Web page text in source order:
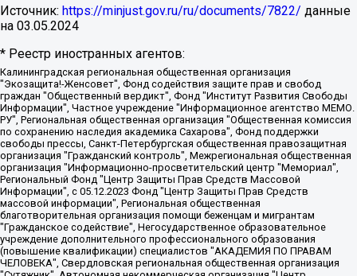
Источник: https://minjust.gov.ru/ru/documents/7822/ данные
на 03.05.2024
* Реестр иностранных агентов:
Калининградская региональная общественная организация "Экозащита!-Женсовет", Фонд содействия защите прав и свобод граждан "Общественный вердикт", Фонд "Институт Развития Свободы Информации", Частное учреждение "Информационное агентство МЕМО. РУ", Региональная общественная организация "Общественная комиссия по сохранению наследия академика Сахарова", Фонд поддержки свободы прессы, Санкт-Петербургская общественная правозащитная организация "Гражданский контроль", Межрегиональная общественная организация "Информационно-просветительский центр "Мемориал", Региональный Фонд "Центр Защиты Прав Средств Массовой Информации", с 05.12.2023 Фонд "Центр Защиты Прав Средств массовой информации", Региональная общественная благотворительная организация помощи беженцам и мигрантам "Гражданское содействие", Негосударственное образовательное учреждение дополнительного профессионального образования (повышение квалификации) специалистов "АКАДЕМИЯ ПО ПРАВАМ ЧЕЛОВЕКА", Свердловская региональная общественная организация "Сутяжник", Автономная некоммерческая организация "Центр независимых социологических исследований", Союз общественных объединений "Российский исследовательский центр по правам человека", Региональное общественное учреждение научно-информационный центр "МЕМОРИАЛ", Некоммерческая организация "Фонд защиты гласности", Автономная некоммерческая организация "Институт прав человека", Городская общественная организация "Екатеринбургское общество "МЕМОРИАЛ", Городская общественная организация "Рязанское историко-просветительское и правозащитное общество "Мемориал" (Рязанский Мемориал), Челябинский региональный орган общественной самодеятельности – женское общественное объединение "Женщины Евразии", Челябинский региональный орган общественной самодеятельности "Уральская правозащитная группа", Фонд содействия защите здоровья и социальной справедливости имени Андрея Рылькова, Автономная Некоммерческая Организация "Аналитический Центр Юрия Левады", Автономная некоммерческая организация социальной поддержки населения "Проект Апрель", Региональная общественная организация помощи женщинам и детям, находящимся в кризисной ситуации "Информационно-методический центр "Анна", Фонд содействия развитию массовых коммуникаций и правовому просвещению "Так-так-Так", Фонд содействия устойчивому развитию "Серебряная тайга", Свердловский региональный общественный фонд социальных проектов "Новое время", "Idel.Реалии", Кавказ.Реалии, Крым.Реалии, Телеканал Настоящее Время, Татаро-башкирская служба Радио Свобода (Azatliq Radiosi), Радио Свободная Европа/Радио Свобода (PCE/PC), "Сибирь.Реалии", "Фактограф", Благотворительный фонд помощи осужденным и их семьям, Автономная некоммерческая организация "Институт глобализации и социальных движений", Фонд "В защиту прав заключенных", Частное учреждение "Центр поддержки и содействия развитию средств массовой информации", Пензенский региональный общественный благотворительный фонд "Гражданский союз", "Север.Реалии", Некоммерческая организация Фонд "Правовая инициатива", Общество с ограниченной ответственностью "Радио Свободная Европа/Радио Свобода", Чешское информационное агентство "MEDIUM-ORIENT", Красноярская региональная общественная организация "Мы против СПИДа", Камалягин Денис Николаевич, Маркелов Сергей Евгеньевич, Пономарев Лев Александрович, Савицкая Людмила Алексеевна, Автономная некоммерческая организация "Центр по работе с проблемой насилия "НАСИЛИЮ.НЕТ", Межрегиональный профессиональный союз работников здравоохранения "Альянс врачей", Юридическое лицо, зарегистрированное в Латвийской Республике, SIA "Medusa Project" (регистрационный номер 40103797863, дата регистрации 10.06.2014), Некоммерческая организация "Фонд по борьбе с коррупцией", Автономная некоммерческая организация "Институт права и публичной политики", Баданин Роман Сергеевич, Гликин Максим Александрович, Железнова Мария Михайловна, Лукьянова Юлия Сергеевна, Маетная Елизавета Витальевна, Маняхин Петр Борисович, Чуракова Ольга Владимировна, Ярош Юлия Петровна, Юридическое лицо "The Insider SIA", зарегистрированное в Риге, Латвийская Республика (дата регистрации 26.06.2015), являющееся администратором доменного имени интернет-издания "The Insider SIA", https://theins.ru, Постернак Алексей Евгеньевич, Рубин Михаил Аркадьевич, Анин Роман Александрович, Юридическое лицо Istories fonds, зарегистрированное в Латвийской Республике (регистрационный номер 50008295751, дата регистрации 24.02.2020), Великовский Дмитрий Александрович, Долинина Ирина Николаевна, Мароховская Алеся Алексеевна, Шлейнов Роман Юрьевич, Шмагун Олеся Валентиновна, Общество с ограниченной ответственностью "Альтаир 2021", Общество с ограниченной ответственностью "Вега 2021", Общество с ограниченной ответственностью "Главный редактор 2021", Общество с ограниченной ответственностью "Ромашки монолит", Важенков Артем Валерьевич, Ивановская областная общественная организация "Центр гендерных исследований", Гурман Юрий Альбертович, Медиапроект "ОВД-Инфо", Егоров Владимир Владимирович, Жилинский Владимир Александрович, Общество с ограниченной ответственностью "ЗП", Иванова София Юрьевна, Карезина Инна Павловна, Кильтау Екатерина Викторовна, Петров Алексей Викторович, Пискунов Сергей Евгеньевич, Смирнов Сергей Сергеевич, Тихонов Михаил Сергеевич, Общество с ограниченной ответственностью "ЖУРНАЛИСТ-ИНОСТРАННЫЙ АГЕНТ", Арапова Галина Юрьевна, Вольтская Татьяна Анатольевна, Американская компания "Mason G.E.S. Anonymous Foundation" (США), являющаяся владельцем интернет-издания https://mnews.world/, Компания "Stichting Bellingcat", зарегистрированная в Нидерландах (дата регистрации 11.07.2018), Захаров Андрей Вячеславович, Клепиковская Екатерина Дмитриевна, Общество с ограниченной ответственностью "МЕМО", Перл Роман Александрович, Симонов Евгений Алексеевич, Соловьева Елена Анатольевна, Сотников Даниил Владимирович, Сурначева Елизавета Дмитриевна, Автономная некоммерческая организация по защите прав человека и информированию населения "Якутия – Наше Мнение", Общество с ограниченной ответственностью "Москоу диджитал медиа", с 26.01.2023 Общество с ограниченной ответственностью "Чайка Белые сады", Ветошкина Валерия Валерьевна, Заговора Максим Александрович, Межрегиональное общественное движение "Российская ЛГБТ - сеть", Оленичев Максим Владимирович, Павлов Иван Юрьевич, Скворцова Елена Сергеевна, Общество с ограниченной ответственностью "Как бы инагент", Кочетков Игорь Викторович, Общество с ограниченной ответственностью "Честные выборы", Еланчик Олег Александрович, Общество с ограниченной ответственностью "Нобелевский призыв", Гималова Регина Эмилевна, Григорьев Андрей Валерьевич, Григорьева Алина Александровна, Ассоциация по содействию защите прав призывников, альтернативнослужащих и военнослужащих "Правозащитная группа "Гражданин.Армия.Право", Хисамова Регина Фаритовна, Автономная некоммерческая организация по реализации социально-правовых программ "Лилит", Дальневосточное общественное движение "Маяк", Санкт-Петербургская ЛГБТ-инициативная группа "Выход", Инициативная группа ЛГБТ+ "Реверс", Алексеев Андрей Викторович, Бекбулатова Таисия Львовна, Беляев Иван Михайлович, Владыкина Елена Сергеевна, Гельман Марат Александрович, Никульшина Вероника Юрьевна, Толоконникова Надежда Андреевна, Шендерович Виктор Анатольевич, Общество с ограниченной ответственностью "Данное сообщение", Общество с ограниченной ответственностью Издательский дом "Новая глава", Айнбиндер Александра Александровна, Московский комьюнити-центр для ЛГБТ+инициатив, Благотворительный фонд развития филантропии, Deutsche Welle (Германия, Kurt-Schumacher-Strasse 3, 53113 Bonn), Борзунова Мария Михайловна, Воробьев Виктор Викторович, Голубева Анна Львовна, Константинова Алла Михайловна, Малкова Ирина Владимировна, Мурадов Мурад Абдулгалимович, Осетинская Елизавета Николаевна, Понасенков Евгений Николаевич, Ганапольский Матвей Юрьевич, Киселев Евгений Алексеевич, Борухович Ирина Григорьевна, Дремин Иван Тимофеевич, Дубровский Дмитрий Викторович, Красноярская региональная общественная организация поддержки и развития альтернативных образовательных технологий и межкультурных коммуникаций "ИНТЕРРА", Маяковская Екатерина Алексеевна, Фейгин Марк Захарович, Филимонов Андрей Викторович, Дзугкоева Регина Николаевна, Доброхотов Роман Александрович, Дудь Юрий Александрович, Елкин Сергей Владимирович, Кругликов Кирилл Игоревич, Сабунаева Мария Леонидовна, Семенов Алексей Владимирович, Шаинян Карен Багратович, Шульман Екатерина Михайловна, Асафьев Артур Валерьевич, Вахштайн Виктор Семенович, Венедиктов Алексей Алексеевич, Лушникова Екатерина Евгеньевна, Волков Леонид Михайлович, Невзоров Александр Глебович, Пархоменко Сергей Борисович, Сироткин Ярослав Николаевич, Кара-Мурза Владимир Владимирович, Баранова Наталья Владимировна, Гозман Леонид Яковлевич, Кагарлицкий Борис Юльевич, Климарев Михаил Валерьевич, Милов Владимир Станиславович, Автономная некоммерческая организация Краснодарский центр современного искусства "Типография", Моргенштерн Алишер Тагирович, Соболь Любовь Эдуардовна, Общество с ограниченной ответственностью "ЛИЗА НОРМ", Каспаров Гарри Кимович, Ходорковский Михаил Борисович, Общество с ограниченной ответственностью "Апрельские тезисы", Данилович Ирина Брониславовна, Кашин Олег Владимирович, Петров Николай Владимирович, Пивоваров Алексей Владимирович, Соколов Михаил Владимирович, Цветкова Юлия Владимировна, Чичваркин Евгений Александрович, Комитет против пыток/Команда против пыток, Общество с ограниченной ответственностью "Первый научный", Общество с ограниченной ответственностью "Вертолет и ко", Белоцерковская Вероника Борисовна, Кац Максим Евгеньевич, Лазарева Татьяна Юрьевна, Шаведдинов Руслан Табризович, Яшин Илья Валерьевич, Общество с ограниченной ответственностью "Иноагент ААВ", Алешковский Дмитрий Петрович, Альбац Евгения Марковна, Быков Дмитрий Львович, Галямина Юлия Евгеньевна, Лойко Сергей Леонидович, Мартынов Кирилл Константинович, Медведев Сергей Александрович, Крашенинников Федор Геннадиевич, Гордеева Катерина Вл